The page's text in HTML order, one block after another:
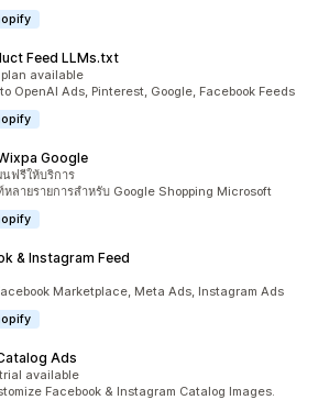
Feed LLMs.txt
plan available
OpenAI Ads, Pinterest, Google, Facebook Feeds
Google
ฟรีให้บริการ
ลายรายการสำหรับ Google Shopping Microsoft
& Instagram Feed
Marketplace, Meta Ads, Instagram Ads
Ads
available
Facebook & Instagram Catalog Images.